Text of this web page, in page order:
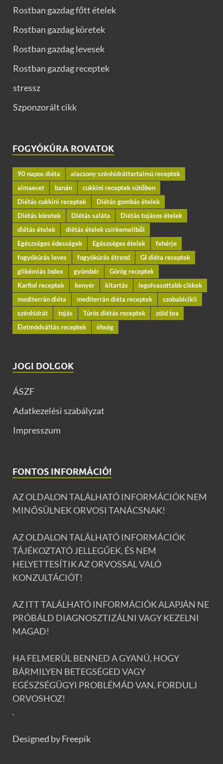
Rostban gazdag főtt ételek
Rostban gazdag köretek
Rostban gazdag levesek
Rostban gazdag receptek
stressz
Szponzorált cikk
FOGYÓKÚRA ROVATOK
90 napos diéta
alacsony szénhidráttartalmú receptek
almaecet
banán
cukkini receptek sütőben
Diétás cukkini receptek
Diétás gombás ételek
Diétás köretek
Diétás saláta
Diétás tojásos ételek
diétás ételek
diétás ételek csirkemellből
Egészséges édességek
Egészséges ételek
fehérje
fogyókúrás leves
fogyókúrás étrend
GI diéta receptek
glikémiás index
gyömbér
Görög receptek
Karfiol receptek
kenyér kitartás
legolvasottabb cikkek
mediterrán diéta
mediterrán diéta receptek
szobabicikli
szénhidrát
tojás Túrós diétás receptek
zöld tea
Életmódváltás receptek
éhség
JOGI DOLGOK
ÁSZF
Adatkezelési szabályzat
Impresszum
FONTOS INFORMÁCIÓ!
AZ OLDALON TALÁLHATÓ INFORMÁCIÓK NEM
MINŐSÜLNEK ORVOSI TANÁCSNAK!
AZ OLDALON TALÁLHATÓ INFORMÁCIÓK
TÁJÉKOZTATÓ JELLEGŰEK, ÉS NEM
HELYETTESÍTIK AZ ORVOSSAL VALÓ
KONZULTÁCIÓT!
AZ ITT TALÁLHATÓ INFORMÁCIÓK ALAPJÁN NE
PRÓBÁLD DIAGNOSZTIZÁLNI VAGY KEZELNI
MAGAD!
HA FELMERÜL BENNED A GYANÚ, HOGY
BÁRMILYEN BETEGSÉGED VAGY
EGÉSZSÉGÜGYI PROBLÉMÁD VAN, FORDULJ
ORVOSHOZ!
.
Designed by Freepik